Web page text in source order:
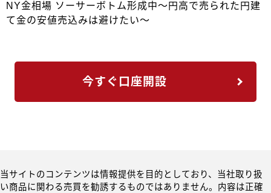
NY金相場 ソーサーボトム形成中～円高で売られた円建
て金の安値売込みは避けたい～
今すぐ口座開設
当サイトのコンテンツは情報提供を目的としており、当社取り扱
い商品に関わる売買を勧誘するものではありません。内容は正確